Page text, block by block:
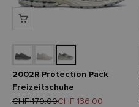
2002R Protection Pack
Freizeitschuhe
Regulärer Preis
CHF 170.00Angebot
CHF 136.00